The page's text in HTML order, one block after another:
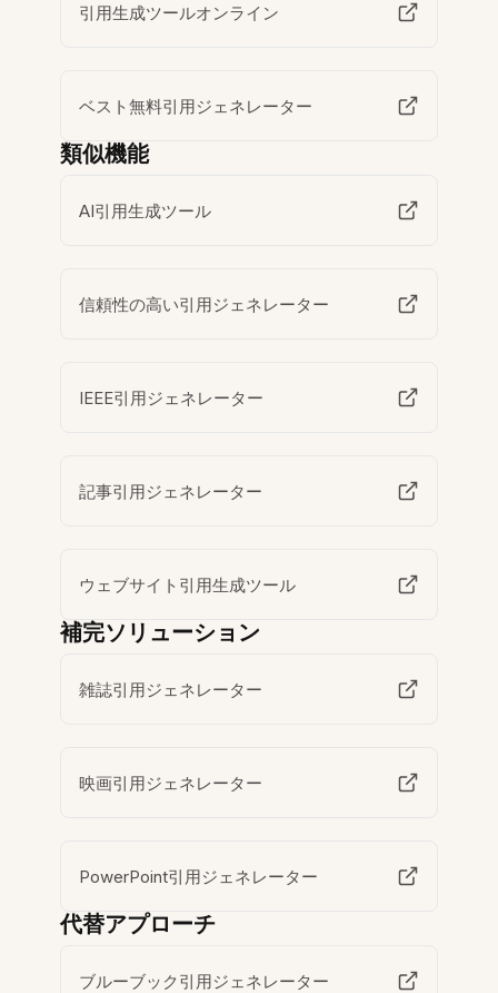
引用生成ツールオンライン
ベスト無料引用ジェネレーター
類似機能
AI引用生成ツール
信頼性の高い引用ジェネレーター
IEEE引用ジェネレーター
記事引用ジェネレーター
ウェブサイト引用生成ツール
補完ソリューション
雑誌引用ジェネレーター
映画引用ジェネレーター
PowerPoint引用ジェネレーター
代替アプローチ
ブルーブック引用ジェネレーター